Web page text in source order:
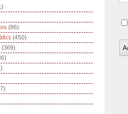
(86)
(450)
(369)